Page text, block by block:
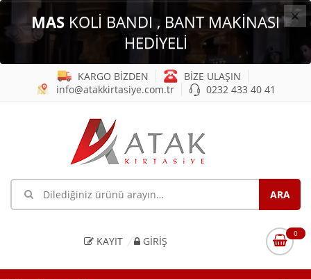
×
MAS KOLİ BANDI , BANT MAKİNASI
HEDİYELİ
KARGO BİZDEN
BİZE ULAŞIN
info@atakkirtasiye.com.tr
0232 433 40 41
KAYIT GIRIŞ
0